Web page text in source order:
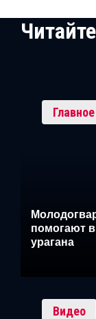
Главное
помогают
урагана
Видео